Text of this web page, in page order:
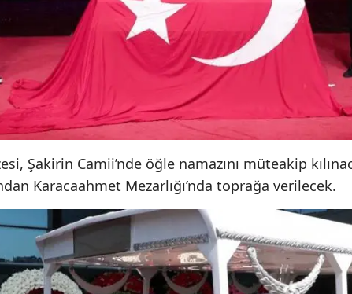
İzmir
Kars
Kastamonu
Kırklareli
Kırşehir
Kocaeli
Konya
Kütahya
Şakirin Camii’nde öğle namazını müteakip
Karacaahmet Mezarlığı’nda toprağa verilecek.